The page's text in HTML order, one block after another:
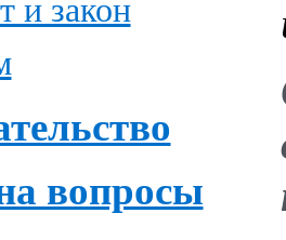
и закон
вопросы